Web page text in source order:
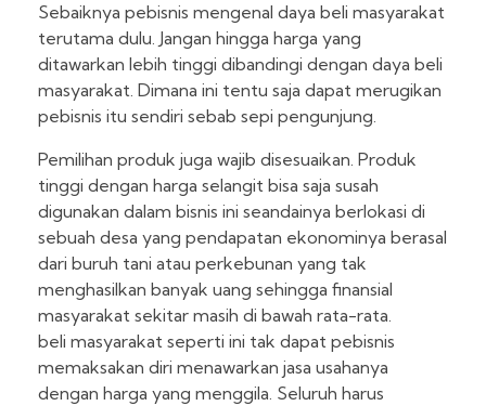
Sebaiknya pebisnis mengenal daya beli masyarakat
terutama dulu. Jangan hingga harga yang
ditawarkan lebih tinggi dibandingi dengan daya beli
masyarakat. Dimana ini tentu saja dapat merugikan
pebisnis itu sendiri sebab sepi pengunjung.
Pemilihan produk juga wajib disesuaikan. Produk
tinggi dengan harga selangit bisa saja susah
digunakan dalam bisnis ini seandainya berlokasi di
sebuah desa yang pendapatan ekonominya berasal
dari buruh tani atau perkebunan yang tak
menghasilkan banyak uang sehingga finansial
masyarakat sekitar masih di bawah rata-rata.
beli masyarakat seperti ini tak dapat pebisnis
memaksakan diri menawarkan jasa usahanya
dengan harga yang menggila. Seluruh harus